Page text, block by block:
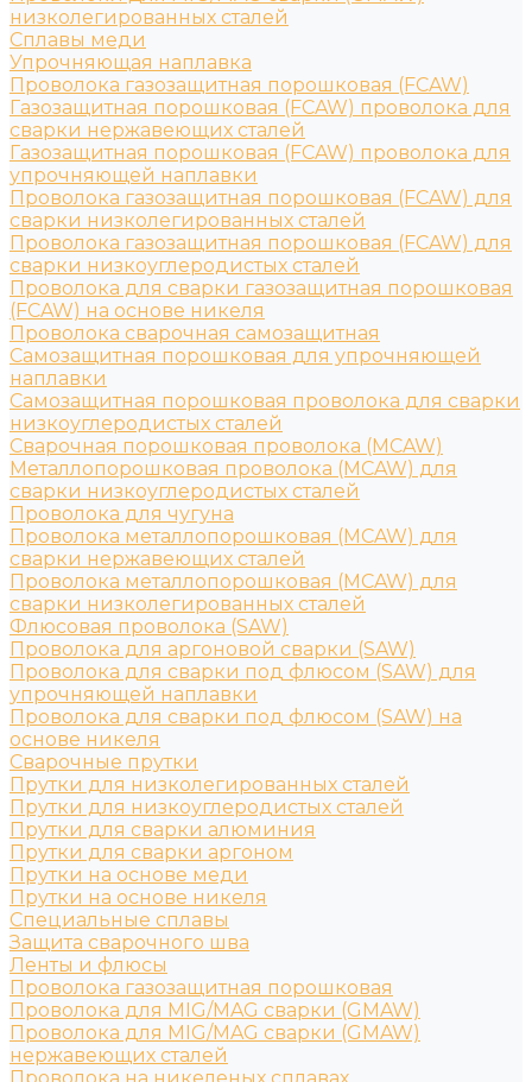
низколегированных сталей
Сплавы меди
Упрочняющая наплавка
Проволока газозащитная порошковая (FCAW)
Газозащитная порошковая (FCAW) проволока для
сварки нержавеющих сталей
Газозащитная порошковая (FCAW) проволока для
упрочняющей наплавки
Проволока газозащитная порошковая (FCAW) для
сварки низколегированных сталей
Проволока газозащитная порошковая (FCAW) для
сварки низкоуглеродистых сталей
Проволока для сварки газозащитная порошковая
(FCAW) на основе никеля
Проволока сварочная самозащитная
Самозащитная порошковая для упрочняющей
наплавки
Самозащитная порошковая проволока для сварки
низкоуглеродистых сталей
Сварочная порошковая проволока (MCAW)
Металлопорошковая проволока (MCAW) для
сварки низкоуглеродистых сталей
Проволока для чугуна
Проволока металлопорошковая (MCAW) для
сварки нержавеющих сталей
Проволока металлопорошковая (MCAW) для
сварки низколегированных сталей
Флюсовая проволока (SAW)
Проволока для аргоновой сварки (SAW)
Проволока для сварки под флюсом (SAW) для
упрочняющей наплавки
Проволока для сварки под флюсом (SAW) на
основе никеля
Сварочные прутки
Прутки для низколегированных сталей
Прутки для низкоуглеродистых сталей
Прутки для сварки алюминия
Прутки для сварки аргоном
Прутки на основе меди
Прутки на основе никеля
Специальные сплавы
Защита сварочного шва
Ленты и флюсы
Проволока газозащитная порошковая
Проволока для MIG/MAG сварки (GMAW)
Проволока для MIG/MAG сварки (GMAW)
нержавеющих сталей